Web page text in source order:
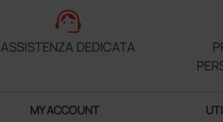
support_agent
ASSISTENZA DEDICATA
MY ACCOUNT